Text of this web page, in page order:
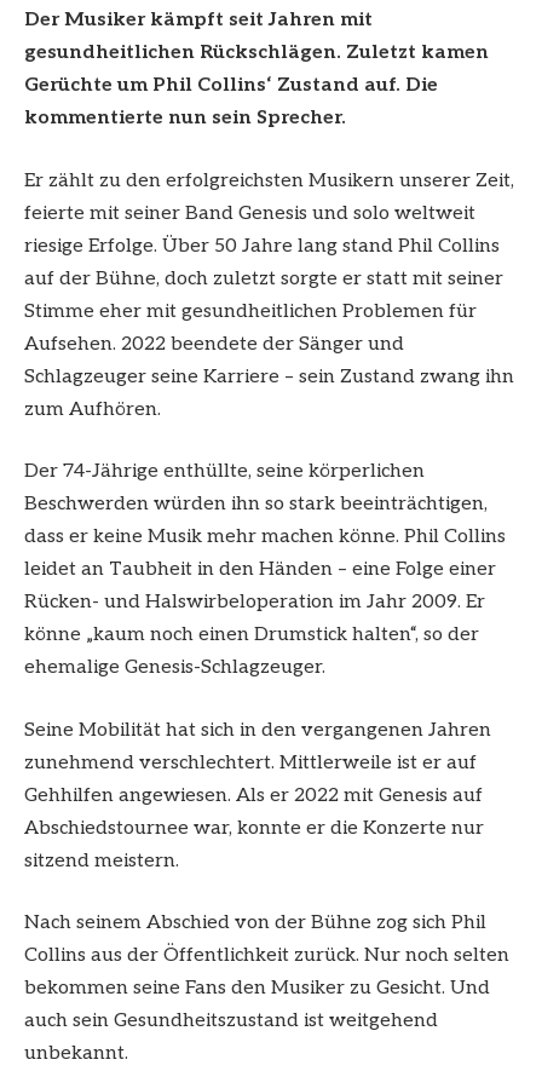
Der Musiker kämpft seit Jahren mit
gesundheitlichen Rückschlägen. Zuletzt kamen
Gerüchte um Phil Collins‘ Zustand auf. Die
kommentierte nun sein Sprecher.
Er zählt zu den erfolgreichsten Musikern unserer Zeit,
feierte mit seiner Band Genesis und solo weltweit
riesige Erfolge. Über 50 Jahre lang stand Phil Collins
auf der Bühne, doch zuletzt sorgte er statt mit seiner
Stimme eher mit gesundheitlichen Problemen für
Aufsehen. 2022 beendete der Sänger und
Schlagzeuger seine Karriere – sein Zustand zwang ihn
zum Aufhören.
Der 74-Jährige enthüllte, seine körperlichen
Beschwerden würden ihn so stark beeinträchtigen,
dass er keine Musik mehr machen könne. Phil Collins
leidet an Taubheit in den Händen – eine Folge einer
Rücken- und Halswirbeloperation im Jahr 2009. Er
könne „kaum noch einen Drumstick halten“, so der
ehemalige Genesis-Schlagzeuger.
Seine Mobilität hat sich in den vergangenen Jahren
zunehmend verschlechtert. Mittlerweile ist er auf
Gehhilfen angewiesen. Als er 2022 mit Genesis auf
Abschiedstournee war, konnte er die Konzerte nur
sitzend meistern.
Nach seinem Abschied von der Bühne zog sich Phil
Collins aus der Öffentlichkeit zurück. Nur noch selten
bekommen seine Fans den Musiker zu Gesicht. Und
auch sein Gesundheitszustand ist weitgehend
unbekannt.